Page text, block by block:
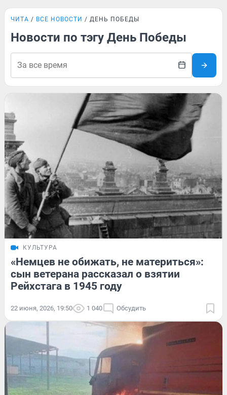
ЧИТА ВСЕ НОВОСТИ ДЕНЬ ПОБЕДЫ
Новости по тэгу День Победы
КУЛЬТУРА
«Немцев не обижать, не материться»:
сын ветерана рассказал о взятии
Рейхстага в 1945 году
22 июня, 2026, 19:50 1 040 Обсудить